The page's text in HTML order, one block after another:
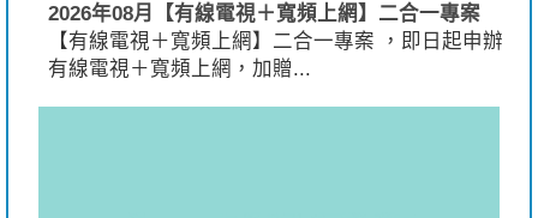
2026年08月【有線電視＋寬頻上網】二合一專案
【有線電視＋寬頻上網】二合一專案 ，即日起申辦
有線電視＋寬頻上網，加贈...